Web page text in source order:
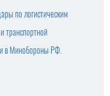
по логистическим
транспортной
в Минобороны РФ.